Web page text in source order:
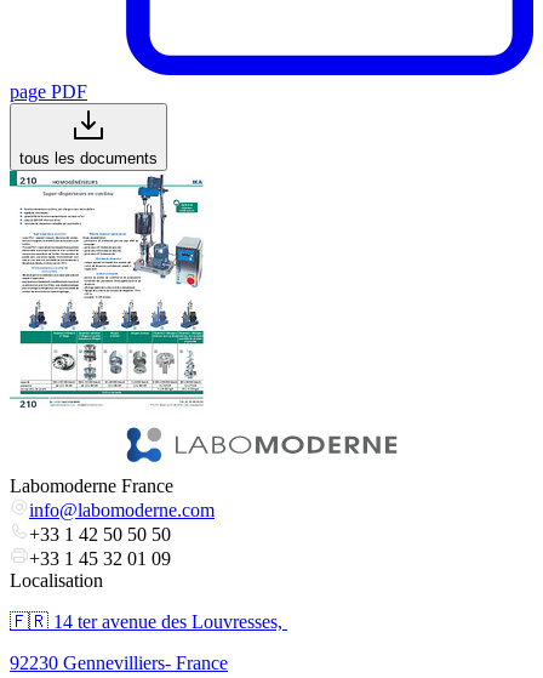
page PDF
tous les documents
Labomoderne France
info@labomoderne.com
+33 1 42 50 50 50
+33 1 45 32 01 09
Localisation
🇫🇷 ​14 ter avenue des Louvresses,
92230 Gennevilliers- France